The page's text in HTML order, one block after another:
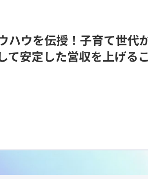
ハウを伝授！子育て世代
て安定した営収を上げる